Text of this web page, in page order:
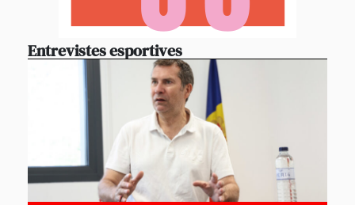
Entrevistes esportives